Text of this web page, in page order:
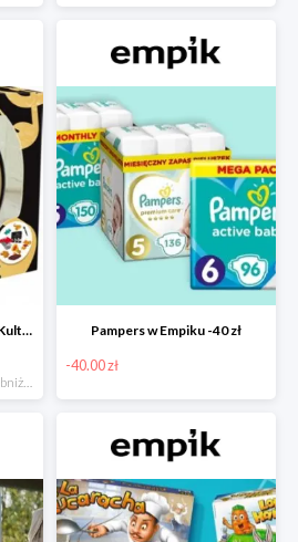
Rebel gra rodzinna Dobble Kultura w super cenie w Empiku Premium Pampers w Empiku -40 zł
-40.00 zł